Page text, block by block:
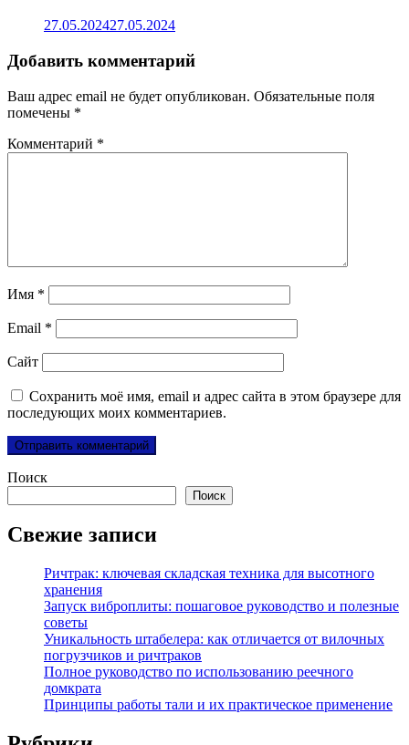
27.05.202427.05.2024
Добавить комментарий
Ваш адрес email не будет опубликован. Обязательные поля
помечены *
Комментарий *
Имя *
Email *
Сайт
Сохранить моё имя, email и адрес сайта в этом браузере для
последующих моих комментариев.
Поиск
Поиск
Свежие записи
Ричтрак: ключевая складская техника для высотного
хранения
Запуск виброплиты: пошаговое руководство и полезные
советы
Уникальность штабелера: как отличается от вилочных
погрузчиков и ричтраков
Полное руководство по использованию реечного
домкрата
Принципы работы тали и их практическое применение